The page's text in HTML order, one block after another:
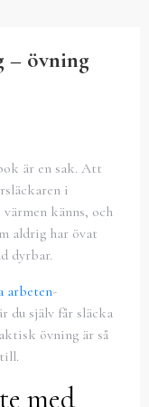
– övning
är en sak. Att
i
känns, och
aldrig har övat
dyrbar.
arbeten-
själv får släcka
övning är så
med